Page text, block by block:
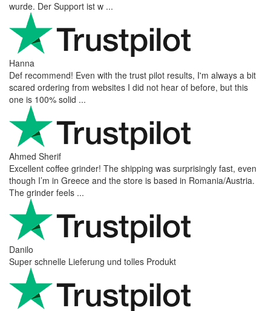
wurde. Der Support ist w ...
Hanna
Def recommend! Even with the trust pilot results, I'm always a bit
scared ordering from websites I did not hear of before, but this
one is 100% solid ...
Ahmed Sherif
Excellent coffee grinder! The shipping was surprisingly fast, even
though I’m in Greece and the store is based in Romania/Austria.
The grinder feels ...
Danilo
Super schnelle Lieferung und tolles Produkt